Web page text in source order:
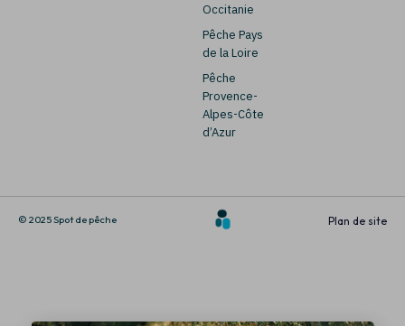
Occitanie
Pêche Pays
de la Loire
Pêche
Provence-
Alpes-Côte
d’Azur
© 2025 Spot de pêche Plan de site